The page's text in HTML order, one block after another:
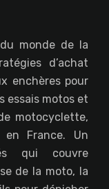
monde de la
d’achat
enchères pour
essais motos et
motocyclette,
France. Un
qui couvre
de la moto, la